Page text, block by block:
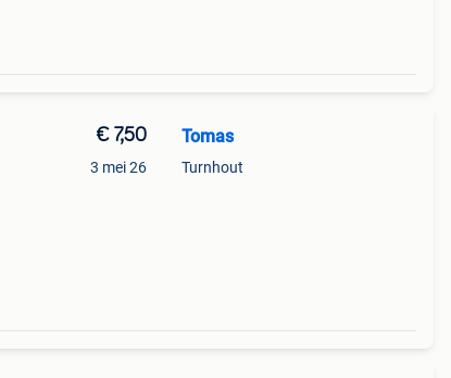
€ 7,50
3 mei 26
Tomas
Turnhout